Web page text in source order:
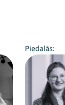
Piedalās: